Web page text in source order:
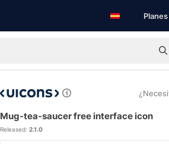
Mug-tea-saucer free interface icon
Released: 2.1.0